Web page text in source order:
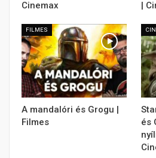
Cinemax
|
FILMES
A mandalóri és Grogu |
Filmes
és